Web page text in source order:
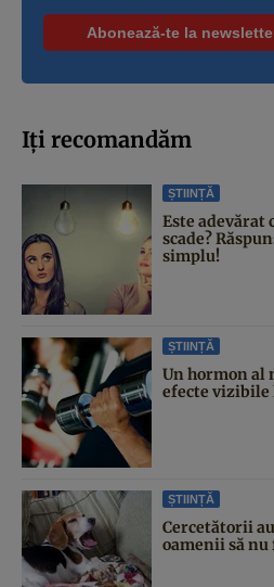
Iți recomandăm
ȘTIINȚĂ
Este
scade?
simplu!
ȘTIINȚĂ
Un hormon al
efecte vizibile
ȘTIINȚĂ
Cercetătorii
oamenii să